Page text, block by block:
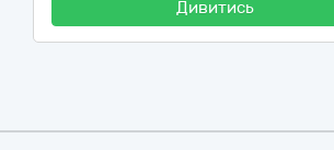
Дивитись